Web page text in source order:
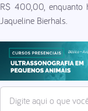
R$ 400,00, enquanto
Jaqueline Bierhals.